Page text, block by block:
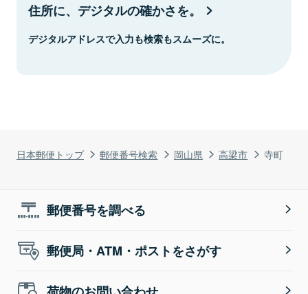
日本郵便トップ 郵便番号検索 岡山県 高梁市 寺町
住所に、デジタルの確かさを。
デジタルアドレスで入力も検索もスムーズに。
郵便番号を調べる
郵便局・ATM・ポストをさがす